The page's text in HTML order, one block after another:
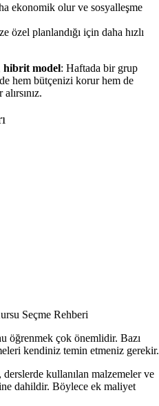
ekonomik olur ve sosyalleşme
özel planlandığı için daha hızlı
hibrit model: Haftada bir grup
hem bütçenizi korur hem de
Seçme Rehberi
öğrenmek çok önemlidir. Bazı
kendiniz temin etmeniz gerekir.
derslerde kullanılan malzemeler ve
dahildir. Böylece ek maliyet